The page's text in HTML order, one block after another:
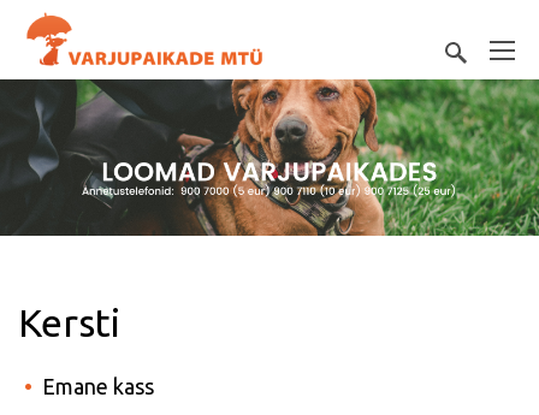
Kersti
Emane kass